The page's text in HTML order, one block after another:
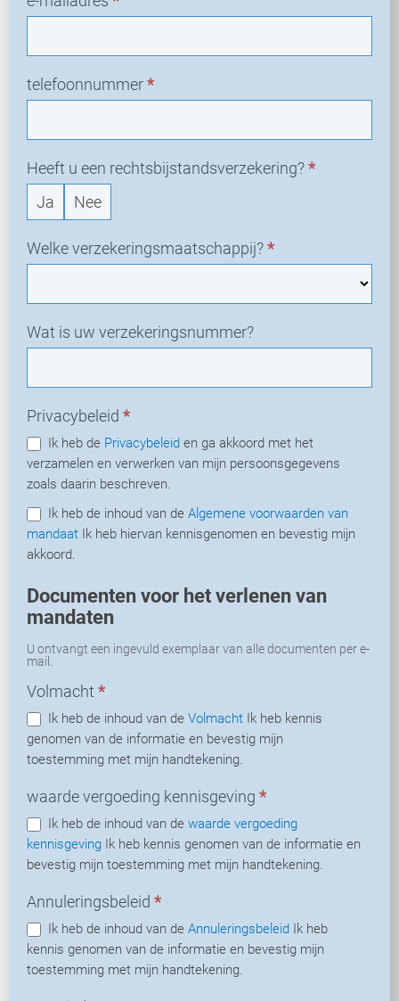
telefoonnummer*
Heeft u een rechtsbijstandsverzekering?*
Ja
Nee
Welke verzekeringsmaatschappij?*
Wat is uw verzekeringsnummer?
Privacybeleid *
Ik heb de Privacybeleid en ga akkoord met het
verzamelen en verwerken van mijn persoonsgegevens
zoals daarin beschreven.
Ik heb de inhoud van de Algemene voorwaarden van
mandaat
akkoord.
Documenten voor het verlenen van
mandaten
U ontvangt een ingevuld exemplaar van alle documenten per e-
mail.
Volmacht *
Ik heb de inhoud van de Volmacht Ik heb kennis
genomen van de informatie en bevestig mijn
toestemming met mijn handtekening.
waarde vergoeding kennisgeving *
Ik heb de inhoud van de waarde vergoeding
kennisgeving
bevestig mijn toestemming met mijn handtekening.
Annuleringsbeleid *
Ik heb de inhoud van de Annuleringsbeleid
kennis genomen van de informatie en bevestig mijn
toestemming met mijn handtekening.